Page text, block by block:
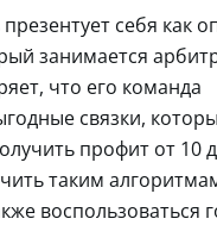
себя как
занимается
что его команда
связки,
профит от 10
таким
воспользоваться